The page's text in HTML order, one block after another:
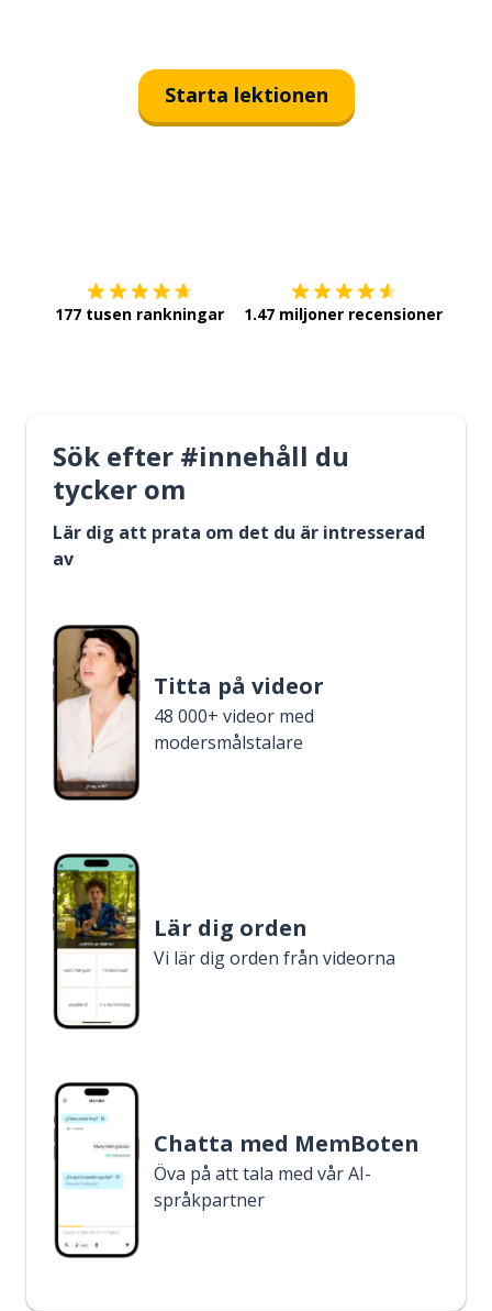
Starta lektionen
177 tusen rankningar 1.47 miljoner recensioner
Sök efter #innehåll du
tycker om
Lär dig att prata om det du är intresserad
av
Titta på videor
48 000+ videor med
modersmålstalare
Lär dig orden
Vi lär dig orden från videorna
Chatta med MemBoten
Öva på att tala med vår AI-
språkpartner